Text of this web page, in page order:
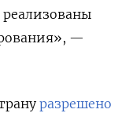
реализованы
—
разрешено